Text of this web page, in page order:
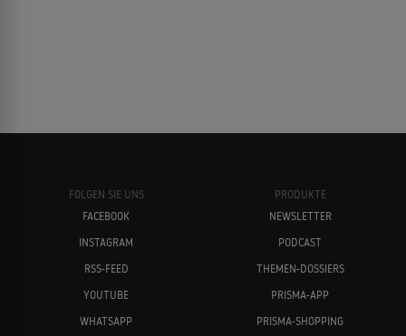
FOLGEN SIE UNS
FACEBOOK
INSTAGRAM
RSS-FEED
YOUTUBE
WHATSAPP
PRODUKTE
NEWSLETTER
PODCAST
THEMEN-DOSSIERS
PRISMA-APP
PRISMA-SHOPPING